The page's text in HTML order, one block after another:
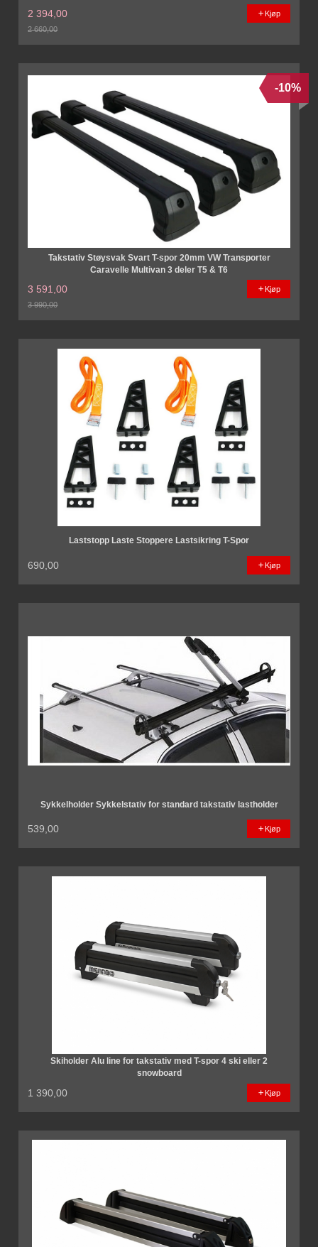
2 394,00
2 660,00
Kjøp
Takstativ Støysvak Svart T-spor 20mm VW Transporter
Caravelle Multivan 3 deler T5 & T6
3 591,00
3 990,00
-10%
Kjøp
Laststopp Laste Stoppere Lastsikring T-Spor
690,00 Kjøp
Sykkelholder Sykkelstativ for standard takstativ lastholder
539,00 Kjøp
Skiholder Alu line for takstativ med T-spor 4 ski eller 2
snowboard
1 390,00 Kjøp